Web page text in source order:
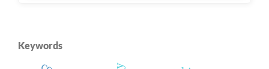
Keywords